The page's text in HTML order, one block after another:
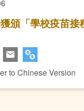
頒「學校疫苗接
to Chinese Version